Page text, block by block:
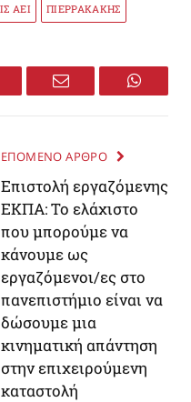
ΑΕΙ ΠΙΕΡΡΑΚΑΚΗΣ
Email
ΕΠΟΜΕΝΟ ΑΡΘΡΟ
Επιστολή εργαζόμενης
ΕΚΠΑ: Το ελάχιστο
που μπορούμε να
κάνουμε ως
εργαζόμενοι/ες στο
πανεπιστήμιο είναι να
δώσουμε μια
κινηματική απάντηση
στην επιχειρούμενη
καταστολή